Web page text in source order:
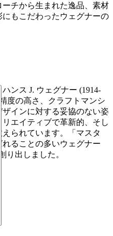
ーチから生まれた逸品、素材
にもこだわったウェグナーの
ンス J. ウェグナー (1914-
度の高さ、クラフトマンシ
ザインに対する妥協のない姿
リエイティブで革新的、そし
えられています。「マスタ
れることの多いウェグナー
り出しました。